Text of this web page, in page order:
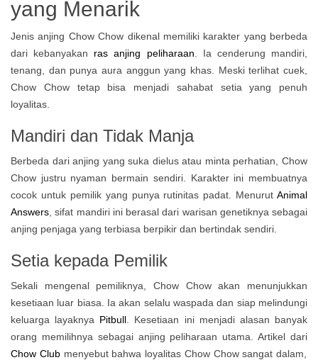
yang Menarik
Jenis anjing Chow Chow dikenal memiliki karakter yang berbeda
dari kebanyakan ras anjing peliharaan . Ia cenderung mandiri,
tenang, dan punya aura anggun yang khas. Meski terlihat cuek,
Chow Chow tetap bisa menjadi sahabat setia yang penuh
loyalitas.
Mandiri dan Tidak Manja
Berbeda dari anjing yang suka dielus atau minta perhatian, Chow
Chow justru nyaman bermain sendiri. Karakter ini membuatnya
cocok untuk pemilik yang punya rutinitas padat. Menurut Animal
Answers , sifat mandiri ini berasal dari warisan genetiknya sebagai
anjing penjaga yang terbiasa berpikir dan bertindak sendiri.
Setia kepada Pemilik
Sekali mengenal pemiliknya, Chow Chow akan menunjukkan
kesetiaan luar biasa. Ia akan selalu waspada dan siap melindungi
keluarga layaknya Pitbull . Kesetiaan ini menjadi alasan banyak
orang memilihnya sebagai anjing peliharaan utama. Artikel dari
Chow Clubmenyebut bahwa loyalitas Chow Chow sangat dalam,